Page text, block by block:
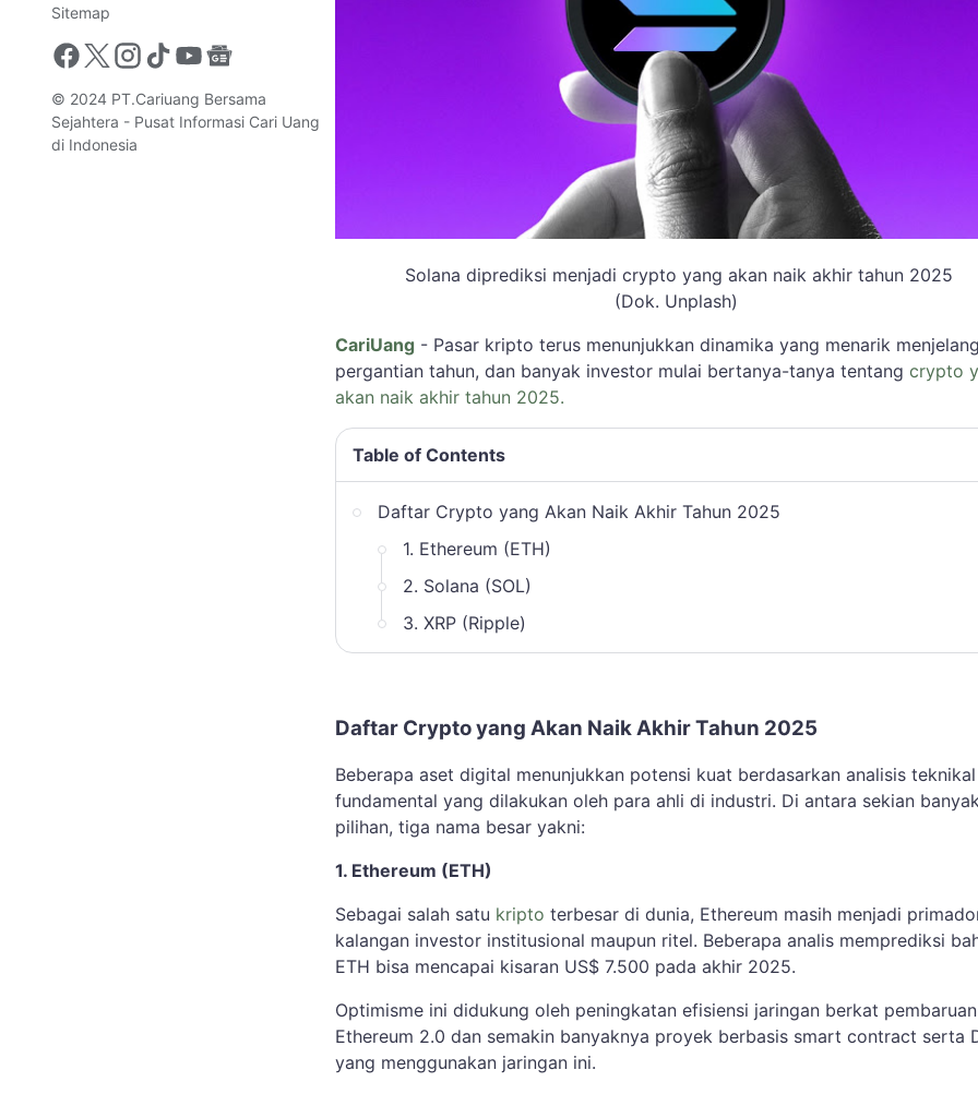
Sitemap
© 2024 PT.Cariuang Bersama
Sejahtera - Pusat Informasi Cari Uang
di Indonesia
Solana diprediksi menjadi crypto yang akan naik akhir tahun 2025
(Dok. Unplash)
CariUang - Pasar kripto terus menunjukkan dinamika yang menarik menjelang
pergantian tahun, dan banyak investor mulai bertanya-tanya tentang crypto
akan naik akhir tahun 2025.
Table of Contents
Daftar Crypto yang Akan Naik Akhir Tahun 2025
1. Ethereum (ETH)
2. Solana (SOL)
3. XRP (Ripple)
Daftar Crypto yang Akan Naik Akhir Tahun 2025
Beberapa aset digital menunjukkan potensi kuat berdasarkan analisis
fundamental yang dilakukan oleh para ahli di industri. Di antara sekian
pilihan, tiga nama besar yakni:
1. Ethereum (ETH)
Sebagai salah satu kripto terbesar di dunia, Ethereum masih menjadi
kalangan investor institusional maupun ritel. Beberapa analis memprediksi
ETH bisa mencapai kisaran US$ 7.500 pada akhir 2025.
Optimisme ini didukung oleh peningkatan efisiensi jaringan berkat pembaruan
Ethereum 2.0 dan semakin banyaknya proyek berbasis smart contract serta
yang menggunakan jaringan ini.